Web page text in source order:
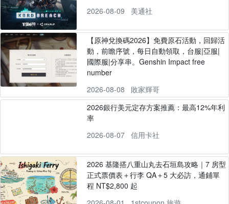
2026-08-09
美通社
【原神兌換碼2026】免費原石活動，回歸活
動，前瞻序號，每日自動領取，台服|亞服|
國際服|分享串。Genshin Impact free
number
2026-08-08
敗家輝哥
2026銀行美元定存方案推薦：最高12%年利
率
2026-08-07
信用卡社
2026 基隆搭八重山丸去石垣島攻略｜7 房型
正式票價表＋行李 QA＋5 大必訪，通鋪單
程 NT$2,800 起